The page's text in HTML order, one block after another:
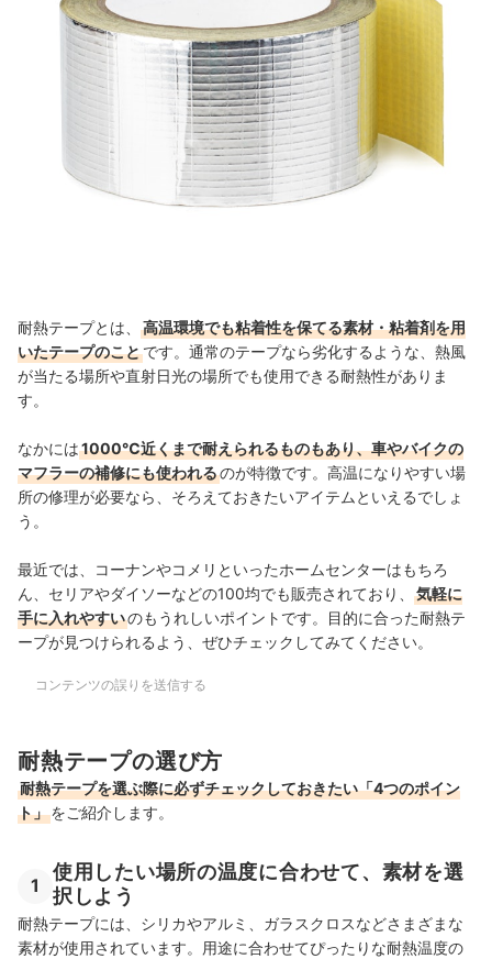
耐熱テープとは、
高温環境でも粘着性を保てる素材・粘着剤を用
いたテープのことです。通常のテープなら劣化するような、熱風
が当たる場所や直射日光の場所でも使用できる耐熱性がありま
す。
なかには1000℃近くまで耐えられるものもあり、車やバイクの
マフラーの補修にも使われるのが特徴です。高温になりやすい場
所の修理が必要なら、そろえておきたいアイテムといえるでしょ
う。
最近では、コーナンやコメリといったホームセンターはもちろ
ん、セリアやダイソーなどの100均でも販売されており、
気軽に
手に入れやすいのもうれしいポイントです。
目的に合った耐熱テ
ープが見つけられるよう、ぜひチェックしてみてください。
コンテンツの誤りを送信する
耐熱テープの選び方
耐熱テープを選ぶ際に必ずチェックしておきたい「4つのポイン
ト」をご紹介します。
1
使用したい場所の温度に合わせて、素材を選
択しよう
耐熱テープには、シリカやアルミ、ガラスクロスなどさまざまな
素材が使用されています。用途に合わせてぴったりな耐熱温度の